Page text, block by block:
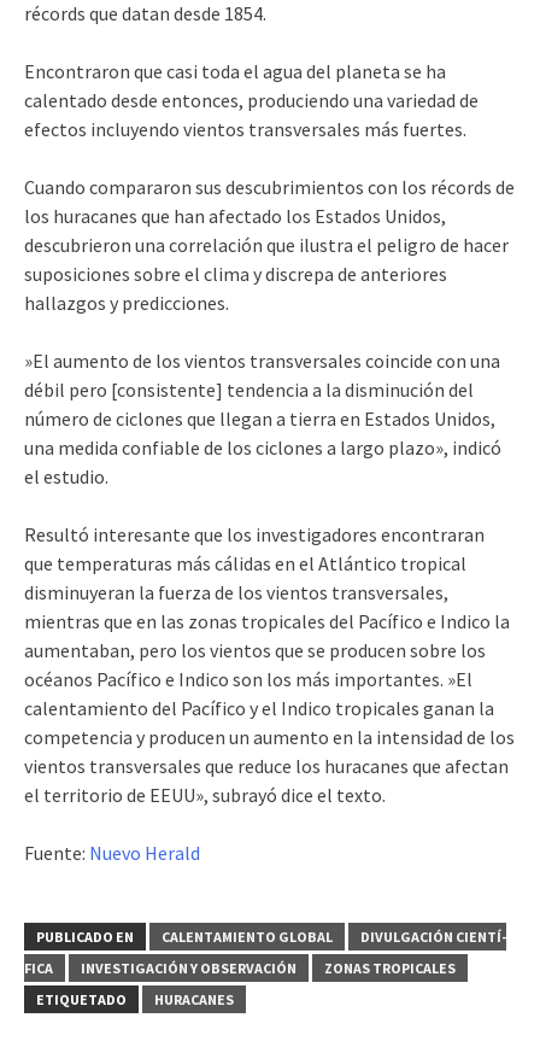
récords que datan desde 1854.
Encontraron que casi toda el agua del planeta se ha
calentado desde entonces, produciendo una variedad de
efectos incluyendo vientos transversales más fuertes.
Cuando compararon sus descubrimientos con los récords de
los huracanes que han afectado los Estados Unidos,
descubrieron una correlación que ilustra el peligro de hacer
suposiciones sobre el clima y discrepa de anteriores
hallazgos y predicciones.
»El aumento de los vientos transversales coincide con una
débil pero [consistente] tendencia a la disminución del
número de ciclones que llegan a tierra en Estados Unidos,
una medida confiable de los ciclones a largo plazo», indicó
el estudio.
Resultó interesante que los investigadores encontraran
que temperaturas más cálidas en el Atlántico tropical
disminuyeran la fuerza de los vientos transversales,
mientras que en las zonas tropicales del Pacífico e Indico la
aumentaban, pero los vientos que se producen sobre los
océanos Pacífico e Indico son los más importantes. »El
calentamiento del Pacífico y el Indico tropicales ganan la
competencia y producen un aumento en la intensidad de los
vientos transversales que reduce los huracanes que afectan
el territorio de EEUU», subrayó dice el texto.
Fuente: Nuevo Herald
PUBLICADO EN CALENTAMIENTO GLOBAL
DIVULGACIÓN CIENTÍ­
FICA
INVESTIGACIÓN Y OBSERVACIÓN
ZONAS TROPICALES
ETIQUETADO
HURACANES